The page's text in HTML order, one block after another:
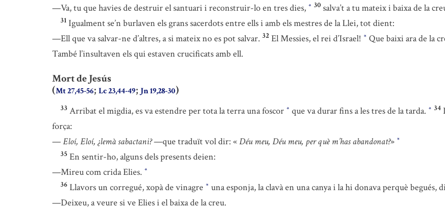
—Va, tu que havies de destruir el santuari i reconstruir-lo en tres dies, * 30 salva’t a tu mateix i baixa de la
31 Igualment se’n burlaven els grans sacerdots entre ells i amb els mestres de la Llei, tot dient:
—Ell que va salvar-ne d’altres, a si mateix no es pot salvar. 32 El Messies, el rei d’Israel! * Que baixi ara de la
També l’insultaven els qui estaven crucificats amb ell.
Mort de Jesús
(Mt 27,45-56; Lc 23,44-49; Jn 19,28-30)
33 Arribat el migdia, es va estendre per tota la terra una foscor * que va durar fins a les tres de la tarda. * 34
força:
—Eloí, Eloí, ¿lemà sabactani?—que traduït vol dir: «Déu meu, Déu meu, per què m’has abandonat?» *
35 En sentir-ho, alguns dels presents deien:
—Mireu com crida Elies. *
36 Llavors un corregué, xopà de vinagre * una esponja, la clavà en una canya i la hi donava perquè begués,
—Deixeu, a veure si ve Elies i el baixa de la creu.